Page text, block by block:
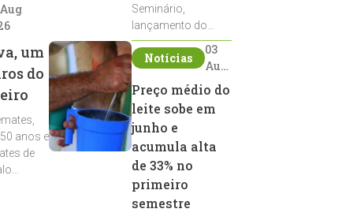
um
do
anos e
de
Seminário,
lançamento do
Sumário de Touros,
debates, podcast,
reprodutores e
homenagens
integram a
programação da
entidade durante a
ExpoGenética 2026
Notícias
03
Aug
2026
Preço médio do
leite sobe em
junho e
acumula alta
de 33% no
primeiro
semestre